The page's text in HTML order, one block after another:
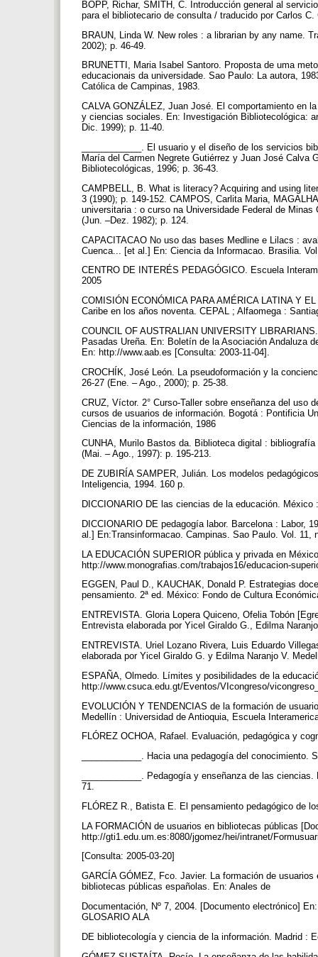
BOPP, Richar, SMITH, C. Introducción general al
para el bibliotecario de consulta / traducido por Carlos
BRAUN, Linda W. New roles : a librarian by any name.
2002); p. 46-49.
BRUNETTI, Maria Isabel Santoro. Proposta de uma
educacionais da universidade. Sao Paulo: La autora,
Católica de Campinas, 1983.
CALVA GONZÁLEZ, Juan José. El comportamiento en
y ciencias sociales. En: Investigación Bibliotecológica:
Dic. 1999); p. 11-40.
____________. El usuario y el diseño de los servicios
María del Carmen Negrete Gutiérrez y Juan José
Bibliotecológicas, 1996; p. 36-43.
CAMPBELL, B. What is literacy? Acquiring and using
3 (1990); p. 149-152. CAMPOS, Carlita Maria,
universitaria : o curso na Universidade Federal de
(Jun. –Dez. 1982); p. 124.
CAPACITACAO No uso das bases Medline e Lilacs :
Cuenca... [et al.] En: Ciencia da Informacao. Brasilia.
CENTRO DE INTERÉS PEDAGÓGICO. Escuela
2005
COMISIÓN ECONÓMICA PARA AMÉRICA LATINA Y
Caribe en los años noventa. CEPAL ; Alfaomega :
COUNCIL OF AUSTRALIAN UNIVERSITY
Pasadas Ureña. En: Boletín de la Asociación Andaluza
En: http://www.aab.es [Consulta: 2003-11-04].
CROCHÍK, José León. La pseudoformación y la
26-27 (Ene. – Ago., 2000); p. 25-38.
CRUZ, Víctor. 2° Curso-Taller sobre enseñanza del uso
cursos de usuarios de información. Bogotá : Pontificia
Ciencias de la información, 1986
CUNHA, Murilo Bastos da. Biblioteca digital :
(Mai. – Ago., 1997): p. 195-213.
DE ZUBIRÍA SAMPER, Julián. Los modelos
Inteligencia, 1994. 160 p.
DICCIONARIO DE las ciencias de la educación.
DICCIONARIO DE pedagogía labor. Barcelona : Labor,
al.] En:Transinformacao. Campinas. Sao Paulo. Vol.
LA EDUCACIÓN SUPERIOR pública y privada en
http://www.monografias.com/trabajos16/educacion-
EGGEN, Paul D., KAUCHAK, Donald P. Estrategias
pensamiento. 2ª ed. México: Fondo de Cultura
ENTREVISTA. Gloria Lopera Quiceno, Ofelia Tobón
Entrevista elaborada por Yicel Giraldo G., Edilma
ENTREVISTA. Uriel Lozano Rivera, Luis Eduardo
elaborada por Yicel Giraldo G. y Edilma Naranjo V.
ESPAÑA, Olmedo. Límites y posibilidades de la
http://www.csuca.edu.gt/Eventos/VIcongreso/
EVOLUCIÓN Y TENDENCIAS de la formación de
Medellín : Universidad de Antioquia, Escuela
FLÓREZ OCHOA, Rafael. Evaluación, pedagógica y
____________. Hacia una pedagogía del
____________. Pedagogía y enseñanza de las
71.
FLÓREZ R., Batista E. El pensamiento pedagógico de
LA FORMACIÓN de usuarios en bibliotecas públicas
http://gti1.edu.um.es:8080/jgomez/hei/intranet/
[Consulta: 2005-03-20]
GARCÍA GÓMEZ, Fco. Javier. La formación de
bibliotecas públicas españolas. En: Anales de
Documentación, Nº 7, 2004. [Documento electrónico]
GLOSARIO ALA
DE bibliotecología y ciencia de la información. Madrid :